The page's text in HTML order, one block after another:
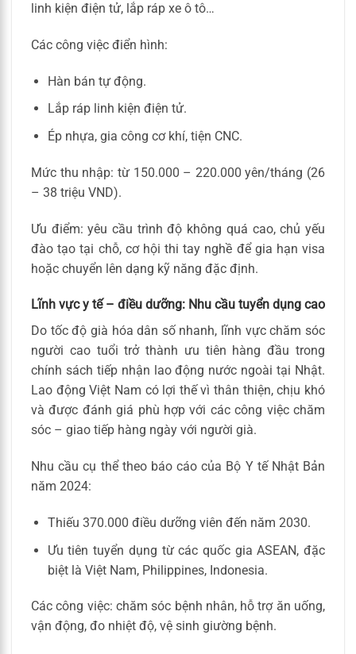
linh kiện điện tử, lắp ráp xe ô tô…
Các công việc điển hình:
Hàn bán tự động.
Lắp ráp linh kiện điện tử.
Ép nhựa, gia công cơ khí, tiện CNC.
Mức thu nhập: từ 150.000 – 220.000 yên/tháng (26
– 38 triệu VND).
Ưu điểm: yêu cầu trình độ không quá cao, chủ yếu
đào tạo tại chỗ, cơ hội thi tay nghề để gia hạn visa
hoặc chuyển lên dạng kỹ năng đặc định.
Lĩnh vực y tế – điều dưỡng: Nhu cầu tuyển dụng cao
Do tốc độ già hóa dân số nhanh, lĩnh vực chăm sóc
người cao tuổi trở thành ưu tiên hàng đầu trong
chính sách tiếp nhận lao động nước ngoài tại Nhật.
Lao động Việt Nam có lợi thế vì thân thiện, chịu khó
và được đánh giá phù hợp với các công việc chăm
sóc – giao tiếp hàng ngày với người già.
Nhu cầu cụ thể theo báo cáo của Bộ Y tế Nhật Bản
năm 2024:
Thiếu 370.000 điều dưỡng viên đến năm 2030.
Ưu tiên tuyển dụng từ các quốc gia ASEAN, đặc
biệt là Việt Nam, Philippines, Indonesia.
Các công việc: chăm sóc bệnh nhân, hỗ trợ ăn uống,
vận động, đo nhiệt độ, vệ sinh giường bệnh.